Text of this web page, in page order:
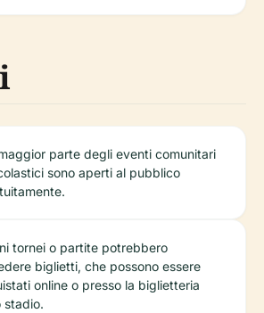
parte degli eventi comunitari
sono aperti al pubblico
tornei o partite potrebbero
biglietti, che possono essere
online o presso la biglietteria
stadio.